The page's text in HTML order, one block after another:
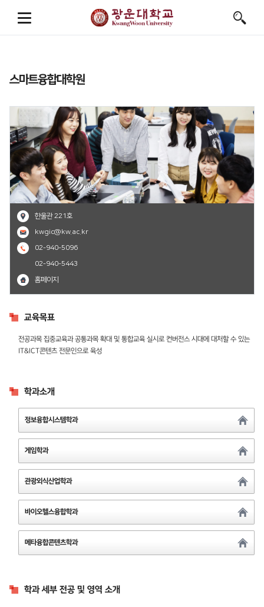
스마트융합대학원
한울관 221호
kwgic@kw.ac.kr
02-940-5096
02-940-5443
홈페이지
교육목표
전공과목 집중교육과 공통과목 확대 및 통합교육 실시로 컨버전스 시대에 대처할 수 있는
IT&ICT콘텐츠 전문인으로 육성
학과소개
정보융합시스템학과
게임학과
관광외식산업학과
바이오헬스융합학과
메타융합콘텐츠학과
학과 세부 전공 및 영역 소개